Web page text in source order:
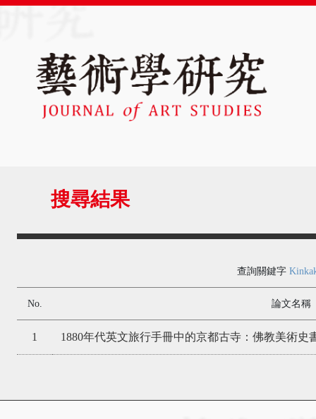
搜尋結果
查詢關鍵字
No. 論文名稱
1 1880年代英文旅行手冊中的京都古寺：佛教美術史